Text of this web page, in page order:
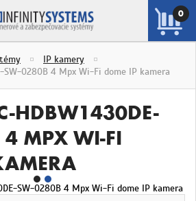
0
KOŠÍK
IP kamery
SW-0280B 4 Mpx Wi-Fi dome IP kamera
HDBW1430DE-
MPX WI-FI